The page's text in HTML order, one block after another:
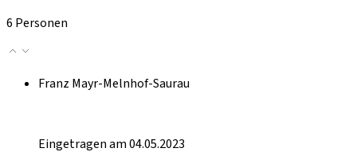
6 Personen
Franz Mayr-Melnhof-Saurau
Eingetragen am 04.05.2023